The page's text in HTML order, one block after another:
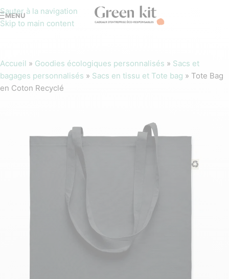
Sauter à la navigation
Skip to main content
MENU
Accueil » Goodies écologiques personnalisés » Sacs et
bagages personnalisés » Sacs en tissu et Tote bag » Tote Bag
en Coton Recyclé